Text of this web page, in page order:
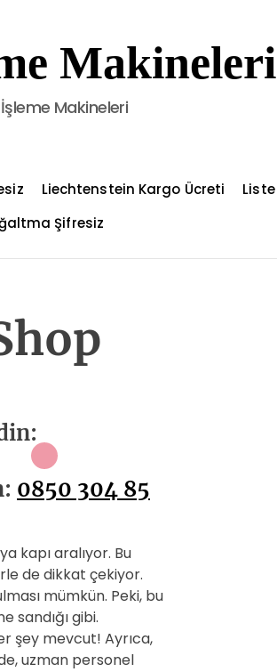
Makineleri
İşleme Makineleri
Liechtenstein Kargo Ücreti Liste
Şifresiz
0850 304 85
kapı aralıyor. Bu
de dikkat çekiyor.
mümkün. Peki, bu
sandığı gibi.
şey mevcut! Ayrıca,
uzman personel